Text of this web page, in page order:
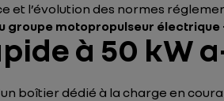
et l’évolution des normes
motopropulseur électrique
à 50 kW
boîtier dédié à la charge en